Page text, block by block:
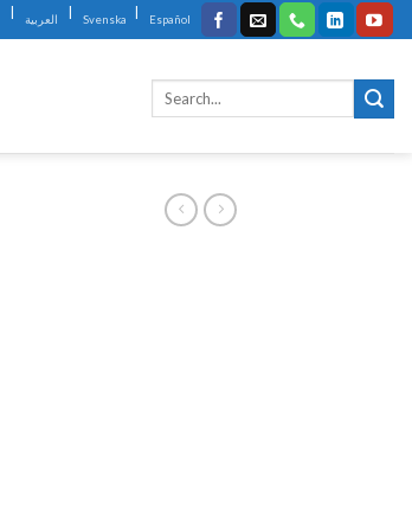
| العربية | Svenska | Español